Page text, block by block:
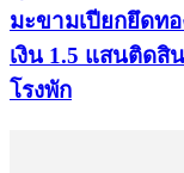
มะขามเปียกยึดท
เงิน 1.5 แสนติด
โรงพัก